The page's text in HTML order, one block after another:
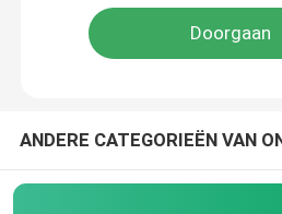
koperen lasmachine
Lasersnijmachine
ANDERE CATEGORIEËN VAN